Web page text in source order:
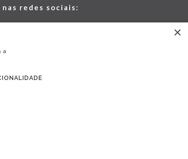
nas redes sociais:
×
a